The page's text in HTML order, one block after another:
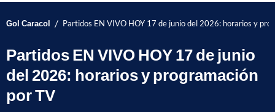
Gol Caracol / Partidos EN VIVO HOY 17 de junio del 2026: horarios y
Partidos EN VIVO HOY 17 de junio
del 2026: horarios y programación
por TV